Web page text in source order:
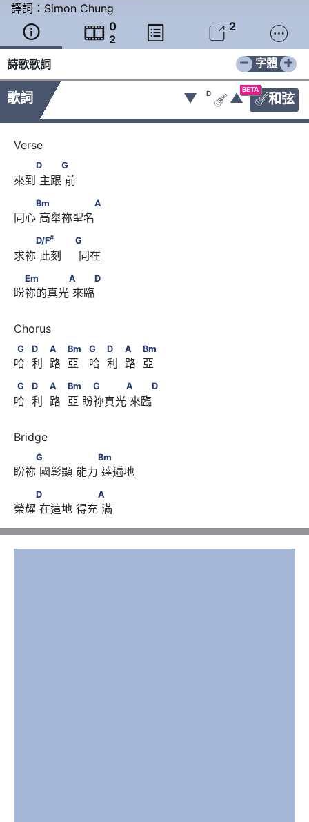
譯詞： Simon Chung
  0
2
  2 
詩歌歌詞 − +
字體
歌詞
BETA
和弦
▼ D
 ▲
D      　　G
D G
來到 主跟 前
Bm      　　　　　A
Bm A
同心 高舉祢聖名
D/F
G
D/F# G
求祢 此刻     同在
Em　　　　A      　　D
Em A D
盼祢的真光 來臨
G　            D　            A　            Bm
G　            D　            A　            Bm
G D A Bm G D A Bm
哈  利  路  亞   哈  利  路  亞
G　            D　            A　            Bm
G　　　A      　　D
G D A Bm G A D
哈  利  路  亞 盼祢真光 來臨
G      　　　 　　Bm
G Bm
盼祢 國彰顯 能力 達遍地
D      　　　 　　A
D A
榮耀 在這地 得充 滿